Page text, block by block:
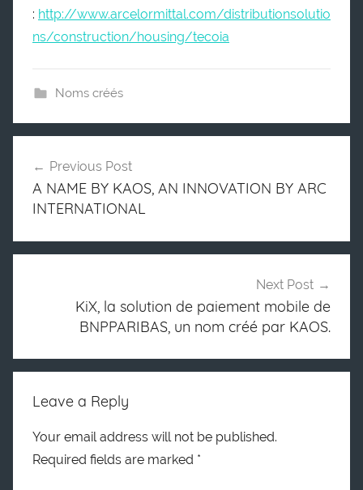
: http://www.arcelormittal.com/distributionsolutio
ns/construction/housing/tecoia
Noms créés
Post
navigation
Previous Post
A NAME BY KAOS, AN INNOVATION BY ARC
INTERNATIONAL
Next Post
KiX, la solution de paiement mobile de
BNPPARIBAS, un nom créé par KAOS.
Leave a Reply
Your email address will not be published.
Required fields are marked *